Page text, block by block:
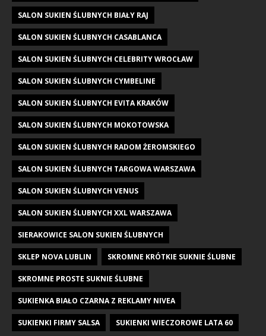
SALON SUKIEN ŚLUBNYCH BIAŁY RAJ
SALON SUKIEN ŚLUBNYCH CASABLANCA
SALON SUKIEN ŚLUBNYCH CELEBRITY WROCŁAW
SALON SUKIEN ŚLUBNYCH CYMBELINE
SALON SUKIEN ŚLUBNYCH EVITA KRAKÓW
SALON SUKIEN ŚLUBNYCH MOKOTOWSKA
SALON SUKIEN ŚLUBNYCH RADOM ŻEROMSKIEGO
SALON SUKIEN ŚLUBNYCH TARGOWA WARSZAWA
SALON SUKIEN ŚLUBNYCH VENUS
SALON SUKIEN ŚLUBNYCH XXL WARSZAWA
SIERAKOWICE SALON SUKIEN ŚLUBNYCH
SKLEP NOVA LUBLIN SKROMNE KRÓTKIE SUKNIE ŚLUBNE
SKROMNE PROSTE SUKNIE ŚLUBNE
SUKIENKA BIAŁO CZARNA Z REKLAMY NIVEA
SUKIENKI FIRMY SALSA SUKIENKI WIECZOROWE LATA 60